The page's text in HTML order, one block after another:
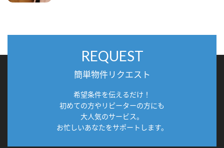
REQUEST
簡単物件リクエスト
希望条件を伝えるだけ！
初めての方やリピーターの方にも
大人気のサービス。
お忙しいあなたをサポートします。